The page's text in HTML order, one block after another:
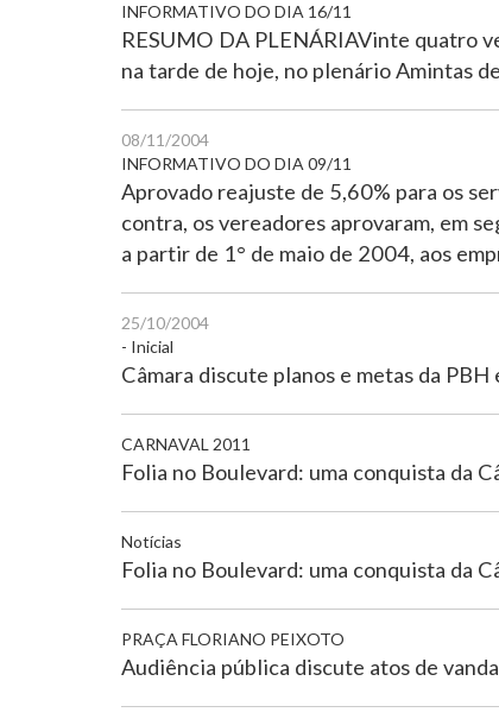
INFORMATIVO DO DIA 16/11
RESUMO DA PLENÁRIAVinte quatro
na tarde de hoje, no plenário Amintas
08/11/2004
INFORMATIVO DO DIA 09/11
Aprovado reajuste de 5,60% para os
contra, os vereadores aprovaram, em
a partir de 1° de maio de 2004, aos
25/10/2004
- Inicial
Câmara discute planos e metas da
CARNAVAL 2011
Folia no Boulevard: uma conquista da
Notícias
Folia no Boulevard: uma conquista da
PRAÇA FLORIANO PEIXOTO
Audiência pública discute atos de